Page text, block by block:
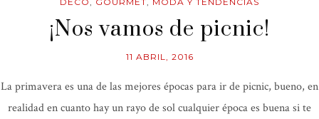
¡Nos vamos de picnic!
11 ABRIL, 2016
La primavera es una de las mejores épocas para ir de picnic, bueno, en
realidad en cuanto hay un rayo de sol cualquier época es buena si te